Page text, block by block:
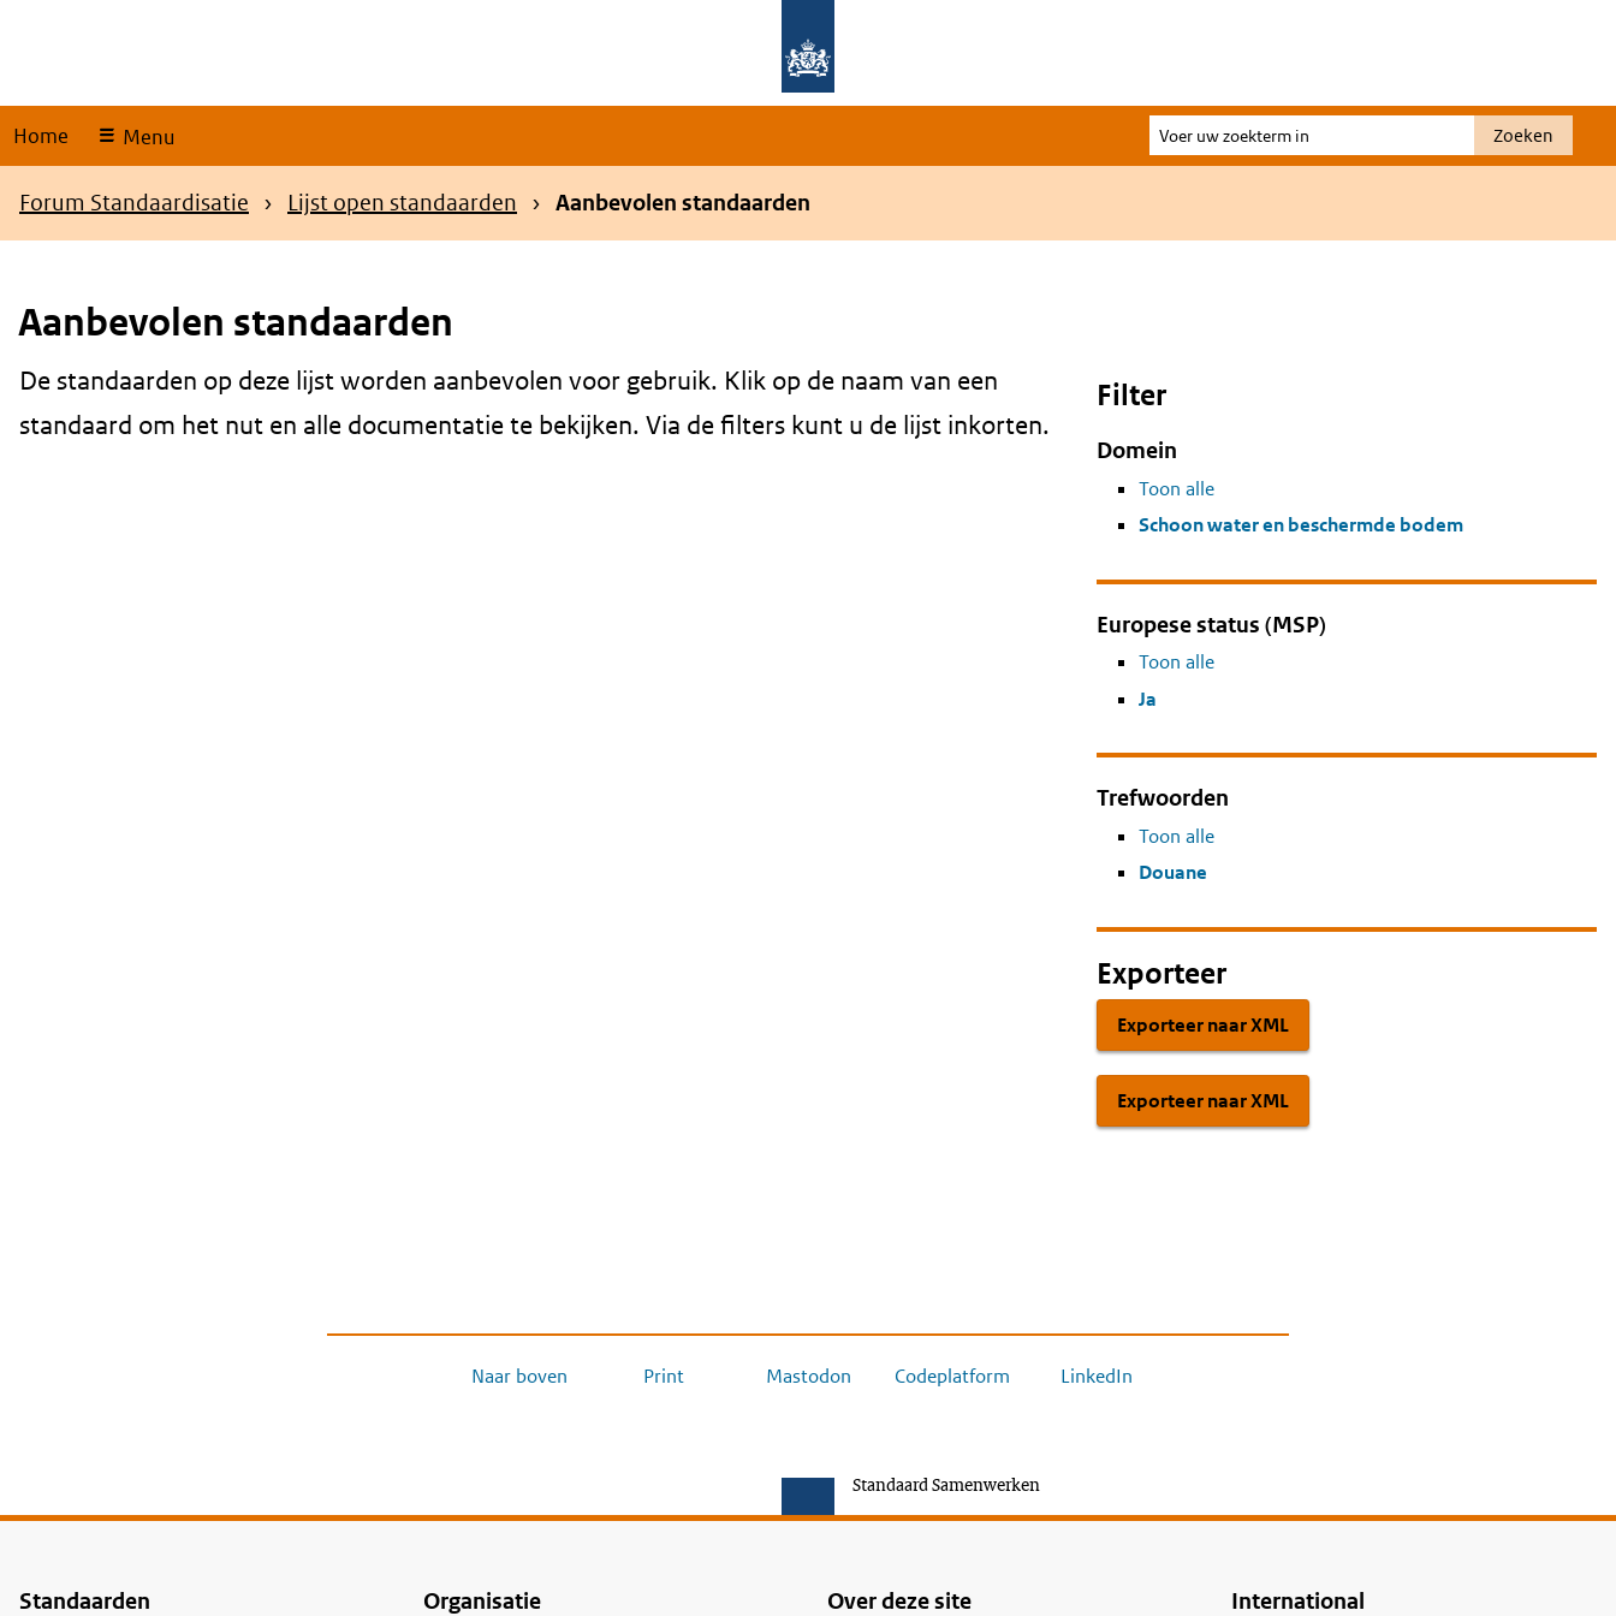
Home Menu
Voer
uw
Zoeken
Kruimelpad
Forum Standaardisatie Lijst open standaarden Aanbevolen standaarden
Aanbevolen standaarden
Content
De standaarden op deze lijst worden aanbevolen voor gebruik. Klik op de naam van een
standaard om het nut en alle documentatie te bekijken. Via de filters kunt u de lijst inkorten.
Filter
Domein
Toon alle
Schoon water en beschermde bodem
Europese status (MSP)
Toon alle
Ja
Trefwoorden
Toon alle
Douane
Exporteer
Exporteer naar XML
Exporteer naar XML
Naar boven Print Mastodon Codeplatform LinkedIn
Standaard Samenwerken
Voet
Standaarden Organisatie Over deze site International